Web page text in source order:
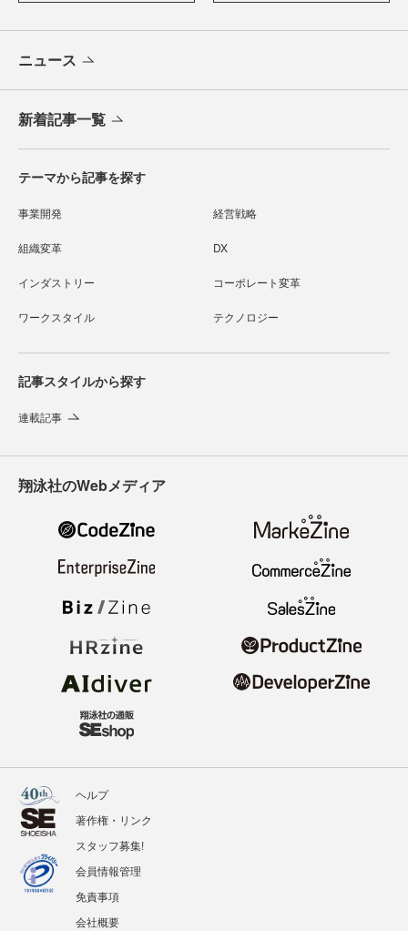
ニュース
新着記事一覧
テーマから記事を探す
事業開発 経営戦略
組織変革 DX
インダストリー コーポレート変革
ワークスタイル テクノロジー
記事スタイルから探す
連載記事
翔泳社のWebメディア
ヘルプ
著作権・リンク
スタッフ募集!
会員情報管理
免責事項
会社概要